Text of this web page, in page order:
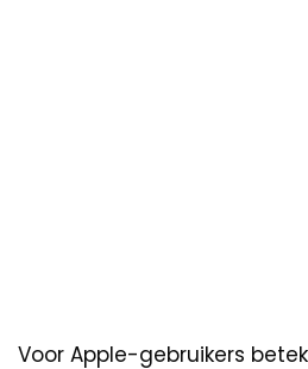
Voor Apple-gebruikers